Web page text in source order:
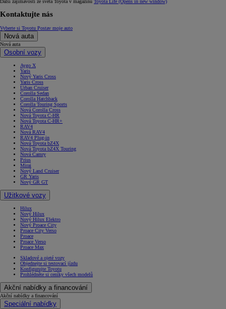
Další zajímavosti ze světa Toyota v magazínu Toyota Life (Opens in new window)
Kontaktujte nás
Vyberte si Toyotu Postav moje auto
Nová auta
Nová auta
Osobní vozy
Aygo X
Yaris
Nový Yaris Cross
Yaris Cross
Urban Cruiser
Corolla Sedan
Corolla Hatchback
Corolla Touring Sports
Nová Corolla Cross
Nová Toyota C-HR
Nová Toyota C-HR+
RAV4
Nová RAV4
RAV4 Plug-in
Nová Toyota bZ4X
Nová Toyota bZ4X Touring
Nová Camry
Prius
Mirai
Nový Land Cruiser
GR Yaris
Nový GR GT
Užitkové vozy
Hilux
Nový Hilux
Nový Hilux Elektro
Nový Proace City
Proace City Verso
Proace
Proace Verso
Proace Max
Skladové a ojeté vozy
Objednejte si testovací jízdu
Konfigurujte Toyotu
Prohlédněte si ceníky všech modelů
Akční nabídky a financování
Akční nabídky a financování
Speciální nabídky